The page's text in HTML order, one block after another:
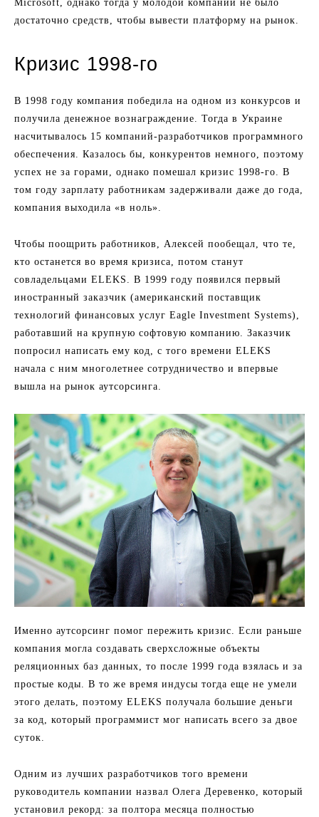
Microsoft, однако тогда у молодой компании не было
достаточно средств, чтобы вывести платформу на рынок.
Кризис 1998-го
В 1998 году компания победила на одном из конкурсов и
получила денежное вознаграждение. Тогда в Украине
насчитывалось 15 компаний-разработчиков программного
обеспечения. Казалось бы, конкурентов немного, поэтому
успех не за горами, однако помешал кризис 1998-го. В
том году зарплату работникам задерживали даже до года,
компания выходила «в ноль».
Чтобы поощрить работников, Алексей пообещал, что те,
кто останется во время кризиса, потом станут
совладельцами ELEKS. В 1999 году появился первый
иностранный заказчик (американский поставщик
технологий финансовых услуг Eagle Investment Systems),
работавший на крупную софтовую компанию. Заказчик
попросил написать ему код, с того времени ELEKS
начала с ним многолетнее сотрудничество и впервые
вышла на рынок аутсорсинга.
Именно аутсорсинг помог пережить кризис. Если раньше
компания могла создавать сверхсложные объекты
реляционных баз данных, то после 1999 года взялась и за
простые коды. В то же время индусы тогда еще не умели
этого делать, поэтому ELEKS получала большие деньги
за код, который программист мог написать всего за двое
суток.
Одним из лучших разработчиков того времени
руководитель компании назвал Олега Деревенко, который
установил рекорд: за полтора месяца полностью